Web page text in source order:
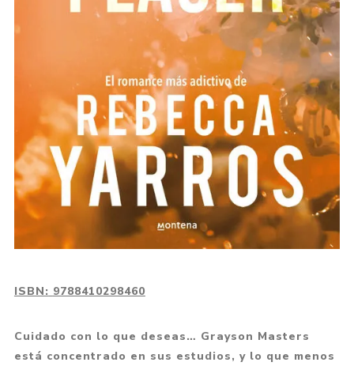
ISBN: 9788410298460
Cuidado con lo que deseas… Grayson Masters
está concentrado en sus estudios, y lo que menos